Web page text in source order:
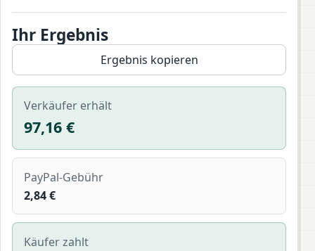
Ihr Ergebnis
Ergebnis kopieren
Verkäufer erhält
97,16 €
PayPal-Gebühr
2,84 €
Käufer zahlt